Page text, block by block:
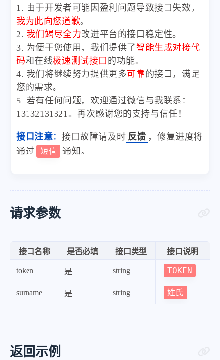
1. 由于开发者可能因盈利问题导致接口失效，
我为此向您道歉。
2. 我们竭尽全力改进平台的接口稳定性。
3. 为便于您使用，我们提供了智能生成对接代
码和在线极速测试接口 的功能。
4. 我们将继续努力提供更多可靠的接口，满足
您的需求。
5. 若有任何问题，欢迎通过微信与我联系：
13132131321。再次感谢您的支持与信任！
接口注意： 接口故障请及时 反馈 ，修复进度将
通过
短信 通知。
请求参数
接口名称 是否必填 接口类型 接口说明
token 是 string TOKEN
surname 是 string 姓氏
返回示例